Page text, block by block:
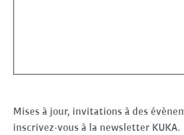
Mises à jour, invitations à des
inscrivez-vous à la newsletter KUKA.